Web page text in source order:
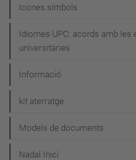
Icones símbols
Idiomes UPC: acords amb les
universitàries
Informació
kit aterratge
Models de documents
Nadal Inici